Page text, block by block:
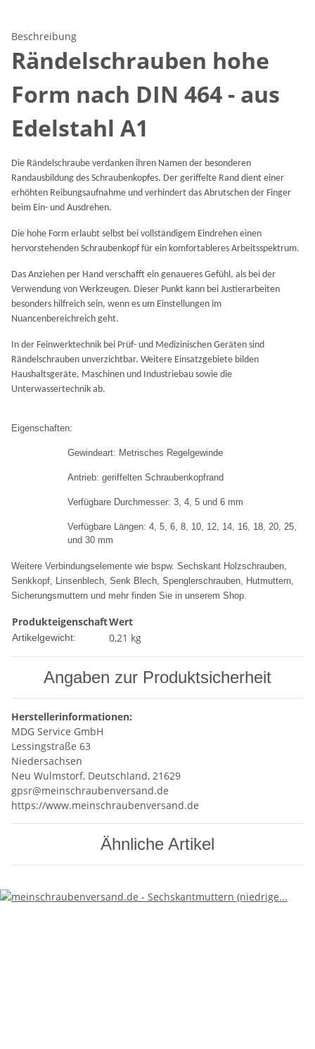
Beschreibung
Rändelschrauben hohe
Form nach DIN 464 - aus
Edelstahl A1
Die Rändelschraube verdanken ihren Namen der besonderen
Randausbildung des Schraubenkopfes. Der geriffelte Rand dient einer
erhöhten Reibungsaufnahme und verhindert das Abrutschen der Finger
beim Ein- und Ausdrehen.
Die hohe Form erlaubt selbst bei vollständigem Eindrehen einen
hervorstehenden Schraubenkopf für ein komfortableres Arbeitsspektrum.
Das Anziehen per Hand verschafft ein genaueres Gefühl, als bei der
Verwendung von Werkzeugen. Dieser Punkt kann bei Justierarbeiten
besonders hilfreich sein, wenn es um Einstellungen im
Nuancenbereichreich geht.
In der Feinwerktechnik bei Prüf- und Medizinischen Geräten sind
Rändelschrauben unverzichtbar. Weitere Einsatzgebiete bilden
Haushaltsgeräte, Maschinen und Industriebau sowie die
Unterwassertechnik ab.
Eigenschaften:
Gewindeart: Metrisches Regelgewinde
Antrieb: geriffelten Schraubenkopfrand
Verfügbare Durchmesser: 3, 4, 5 und 6 mm
Verfügbare Längen: 4, 5, 6, 8, 10, 12, 14, 16, 18, 20, 25,
und 30 mm
Weitere Verbindungselemente wie bspw. Sechskant Holzschrauben,
Senkkopf, Linsenblech, Senk Blech, Spenglerschrauben, Hutmuttern,
Sicherungsmuttern und mehr finden Sie in unserem Shop.
ProdukteigenschaftWert
Artikelgewicht: 0,21 kg
Angaben zur Produktsicherheit
Herstellerinformationen:
MDG Service GmbH
Lessingstraße 63
Niedersachsen
Neu Wulmstorf, Deutschland, 21629
gpsr@meinschraubenversand.de
https://www.meinschraubenversand.de
Ähnliche Artikel